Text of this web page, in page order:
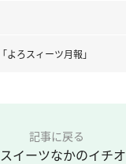
よろスィーツ月報」
記事に戻る
イーツなかのイチ